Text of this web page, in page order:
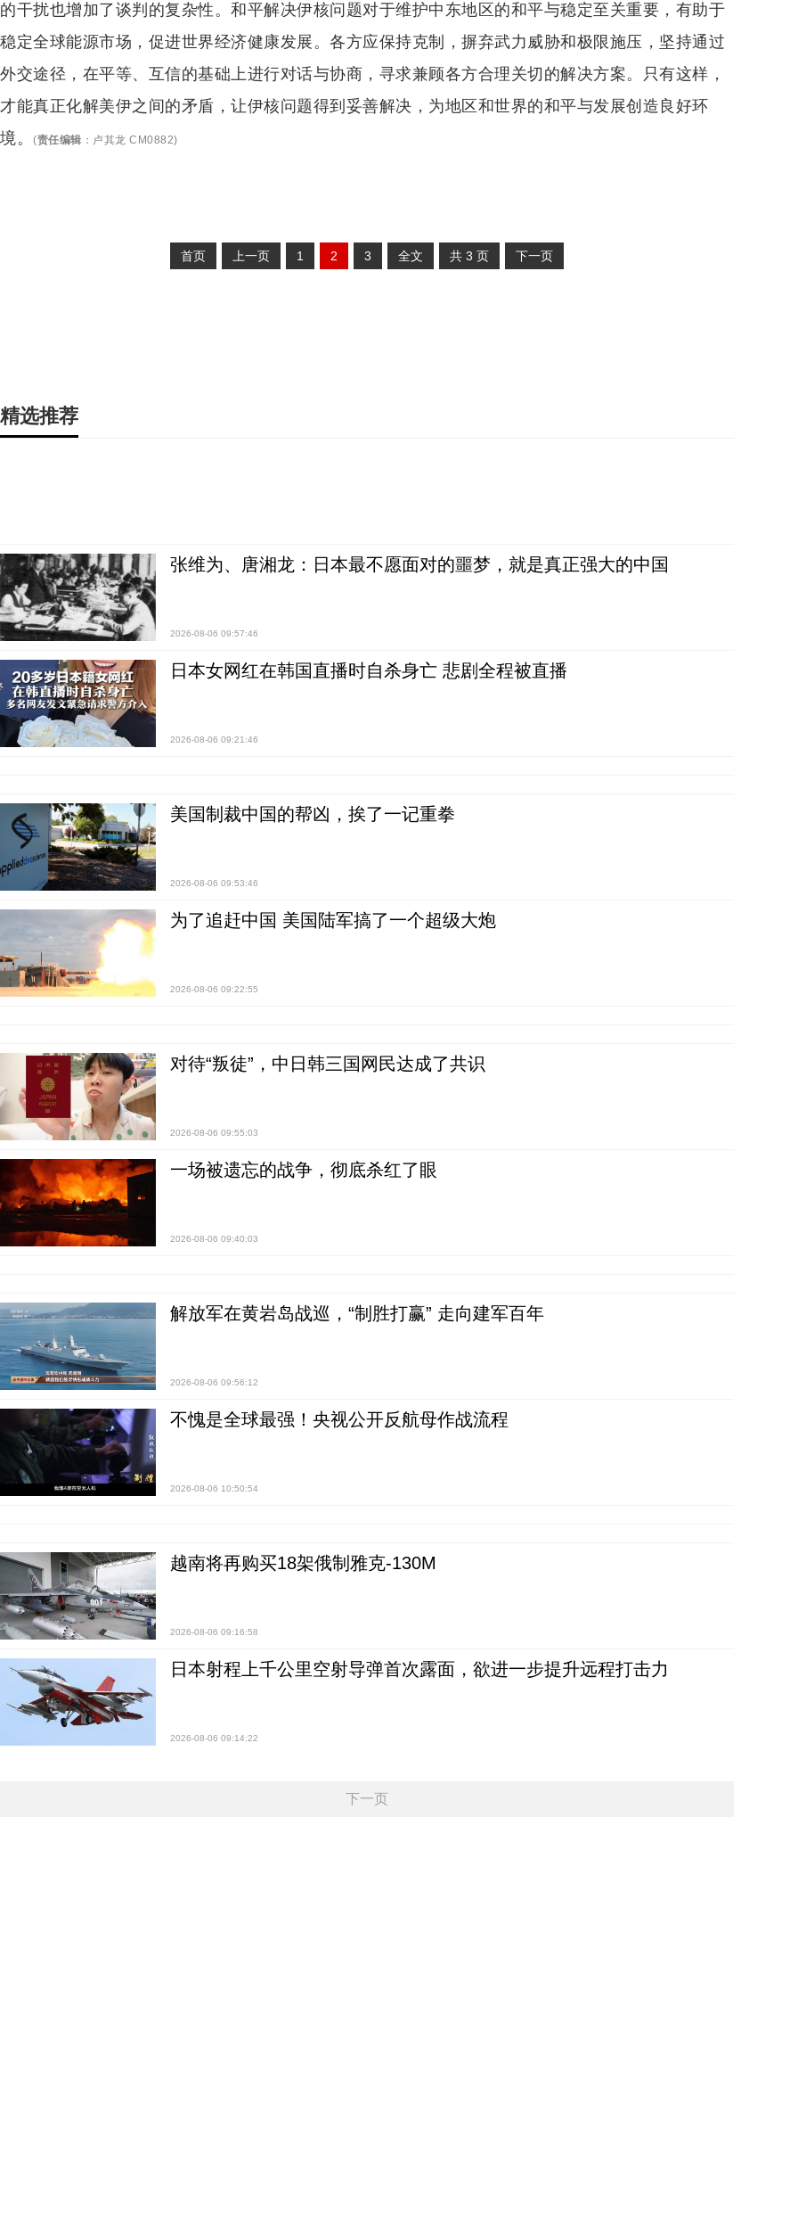
的干扰也增加了谈判的复杂性。和平解决伊核问题对于维护中东地区的和平与稳定至关重要，有助于
稳定全球能源市场，促进世界经济健康发展。各方应保持克制，摒弃武力威胁和极限施压，坚持通过
外交途径，在平等、互信的基础上进行对话与协商，寻求兼顾各方合理关切的解决方案。只有这样，
才能真正化解美伊之间的矛盾，让伊核问题得到妥善解决，为地区和世界的和平与发展创造良好环
境。
(责任编辑 ： 卢其龙 CM0882)
首页 上一页 1 2 3 全文 共 3 页 下一页
精选推荐
张维为、唐湘龙：日本最不愿面对的噩梦，就是真正强大的中国
2026-08-06 09:57:46
日本女网红在韩国直播时自杀身亡 悲剧全程被直播
2026-08-06 09:21:46
美国制裁中国的帮凶，挨了一记重拳
2026-08-06 09:53:46
为了追赶中国 美国陆军搞了一个超级大炮
2026-08-06 09:22:55
对待“叛徒”，中日韩三国网民达成了共识
2026-08-06 09:55:03
一场被遗忘的战争，彻底杀红了眼
2026-08-06 09:40:03
解放军在黄岩岛战巡，“制胜打赢” 走向建军百年
2026-08-06 09:56:12
不愧是全球最强！央视公开反航母作战流程
2026-08-06 10:50:54
越南将再购买18架俄制雅克-130M
2026-08-06 09:16:58
日本射程上千公里空射导弹首次露面，欲进一步提升远程打击力
2026-08-06 09:14:22
下一页